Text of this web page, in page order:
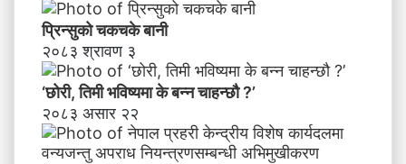
प्रिन्सुको चकचके बानी
२०८३ श्रावण ३
‘छोरी, तिमी भविष्यमा के बन्न चाहन्छौ ?’
२०८३ असार २२